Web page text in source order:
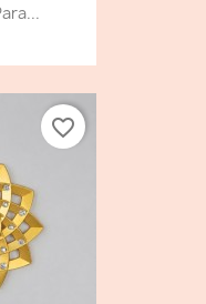
favorite_border